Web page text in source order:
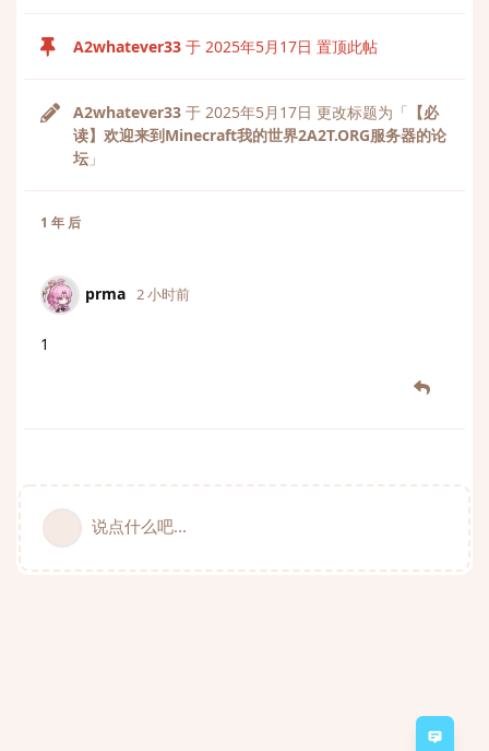
意见
A2whatever33 于 2025年5月17日 置顶此帖
A2whatever33 于 2025年5月17日 更改标题为「 【必
读】欢迎来到Minecraft我的世界2A2T.ORG服务器的论
坛 」
1 年 后
prma 2 小时前
1
说点什么吧...